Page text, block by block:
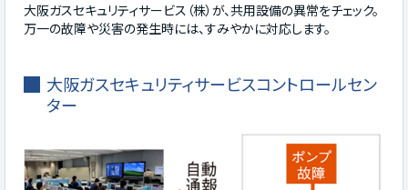
大阪ガスセキュリティサービス（株）が、共用設備の異常をチェック。
万一の故障や災害の発生時には、すみやかに対応します。
大阪ガスセキュリティサービスコントロールセン
ター